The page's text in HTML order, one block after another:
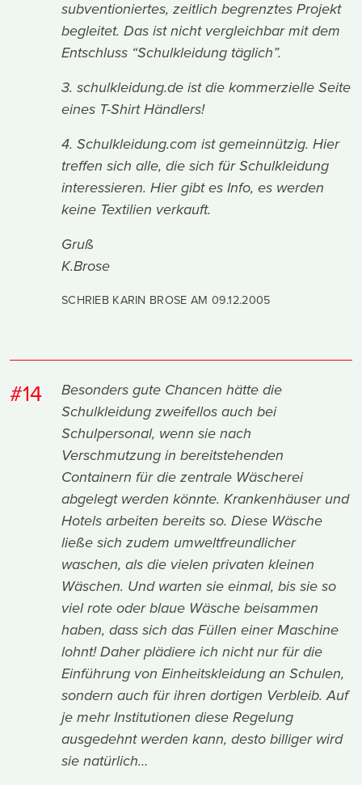
subventioniertes, zeitlich begrenztes Projekt
begleitet. Das ist nicht vergleichbar mit dem
Entschluss “Schulkleidung täglich”.
3. schulkleidung.de ist die kommerzielle Seite
eines T-Shirt Händlers!
4. Schulkleidung.com ist gemeinnützig. Hier
treffen sich alle, die sich für Schulkleidung
interessieren. Hier gibt es Info, es werden
keine Textilien verkauft.
Gruß
K.Brose
SCHRIEB KARIN BROSE AM 09.12.2005
#14
Besonders gute Chancen hätte die
Schulkleidung zweifellos auch bei
Schulpersonal, wenn sie nach
Verschmutzung in bereitstehenden
Containern für die zentrale Wäscherei
abgelegt werden könnte. Krankenhäuser und
Hotels arbeiten bereits so. Diese Wäsche
ließe sich zudem umweltfreundlicher
waschen, als die vielen privaten kleinen
Wäschen. Und warten sie einmal, bis sie so
viel rote oder blaue Wäsche beisammen
haben, dass sich das Füllen einer Maschine
lohnt! Daher plädiere ich nicht nur für die
Einführung von Einheitskleidung an Schulen,
sondern auch für ihren dortigen Verbleib. Auf
je mehr Institutionen diese Regelung
ausgedehnt werden kann, desto billiger wird
sie natürlich…